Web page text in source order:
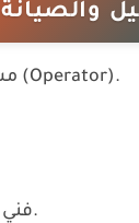
والصيانة
مشغل عمليات (Operator).
فني أجهزة وتحكم.